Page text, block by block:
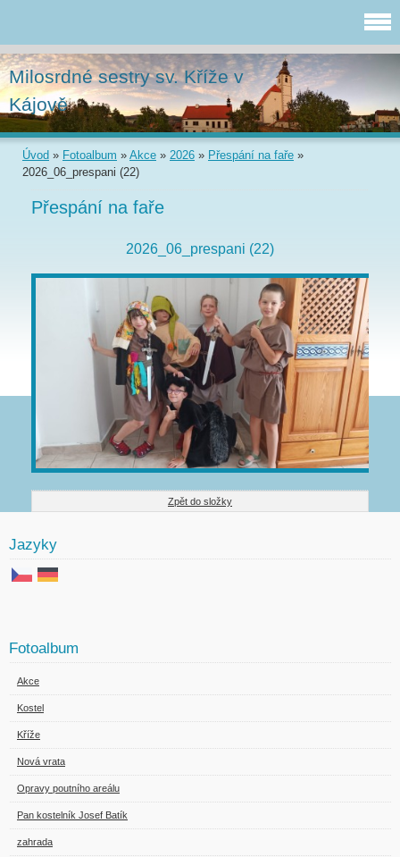
Milosrdné sestry sv. Kříže v
Kájově
Úvod » Fotoalbum » Akce » 2026 » Přespání na faře »
2026_06_prespani (22)
Přespání na faře
2026_06_prespani (22)
Zpět do složky
Jazyky
Fotoalbum
Akce
Kostel
Kříže
Nová vrata
Opravy poutního areálu
Pan kostelník Josef Batík
zahrada